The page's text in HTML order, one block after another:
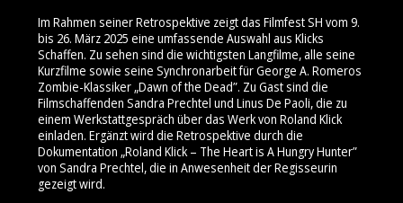
Im Rahmen seiner Retrospektive zeigt das Filmfest SH vom 9.
bis 26. März 2025 eine umfassende Auswahl aus Klicks
Schaffen. Zu sehen sind die wichtigsten Langfilme, alle seine
Kurzfilme sowie seine Synchronarbeit für George A. Romeros
Zombie-Klassiker„Dawn of the Dead”. Zu Gast sind die
Filmschaffenden Sandra Prechtel und Linus De Paoli, die zu
einem Werkstattgespräch über das Werk von Roland Klick
einladen. Ergänzt wird die Retrospektive durch die
Dokumentation „Roland Klick – The Heart is A Hungry Hunter”
von Sandra Prechtel, die in Anwesenheit der Regisseurin
gezeigt wird.